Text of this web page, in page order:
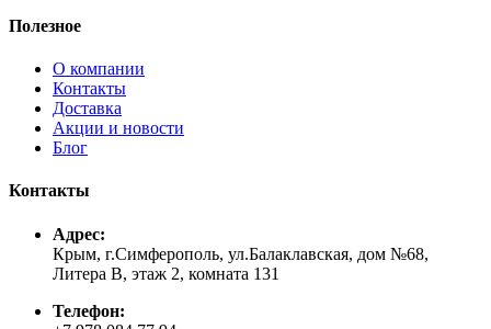
Полезное
О компании
Контакты
Доставка
Акции и новости
Блог
Контакты
Адрес:
Крым, г.Симферополь, ул.Балаклавская, дом №68,
Литера В, этаж 2, комната 131
Телефон: